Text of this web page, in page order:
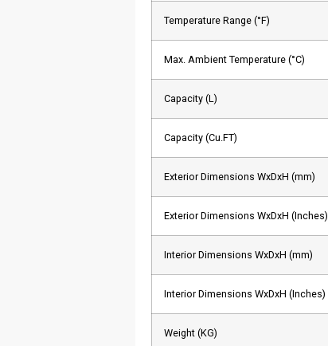
Temperature Range (°F)
Max. Ambient Temperature (°C)
Capacity (L)
Capacity (Cu.FT)
Exterior Dimensions WxDxH (mm)
Exterior Dimensions WxDxH (Inches)
Interior Dimensions WxDxH (mm)
Interior Dimensions WxDxH (Inches)
Weight (KG)